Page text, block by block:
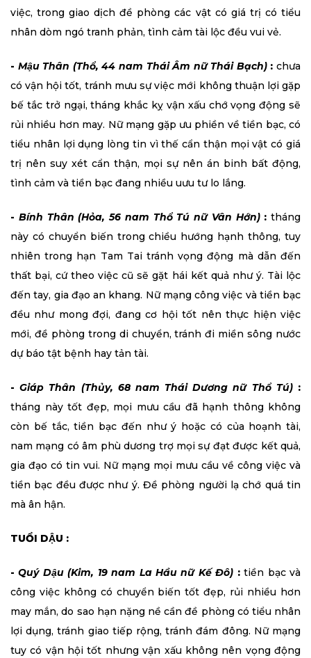
việc, trong giao dịch đề phòng các vật có giá trị có tiểu
nhân dòm ngó tranh phản, tình cảm tài lộc đều vui vẻ.
- Mậu Thân (Thổ, 44 nam Thái Âm nữ Thái Bạch) : chưa
có vận hội tốt, tránh mưu sự việc mới không thuận lợi gặp
bế tắc trở ngại, tháng khắc kỵ vận xấu chớ vọng động sẽ
rủi nhiều hơn may. Nữ mạng gặp ưu phiền về tiền bạc, có
tiểu nhân lợi dụng lòng tin vì thế cẩn thận mọi vật có giá
trị nên suy xét cẩn thận, mọi sự nên án binh bất động,
tình cảm và tiền bạc đang nhiều uưu tư lo lắng.
- Bính Thân (Hỏa, 56 nam Thổ Tú nữ Vân Hớn) : tháng
này có chuyển biến trong chiều hướng hạnh thông, tuy
nhiên trong hạn Tam Tai tránh vọng động mà dẫn đến
thất bại, cứ theo việc cũ sẽ gặt hái kết quả như ý. Tài lộc
đến tay, gia đạo an khang. Nữ mạng công việc và tiền bạc
đều như mong đợi, đang cơ hội tốt nên thực hiện việc
mới, đề phòng trong di chuyển, tránh đi miền sông nước
dự báo tật bệnh hay tản tài.
-Giáp Thân (Thủy, 68 nam Thái Dương nữ Thổ Tú) :
tháng này tốt đẹp, mọi mưu cầu đã hạnh thông không
còn bế tắc, tiền bạc đến như ý hoặc có của hoạnh tài,
nam mạng có âm phù dương trợ mọi sự đạt được kết quả,
gia đạo có tin vui. Nữ mạng mọi mưu cầu về công việc và
tiền bạc đều được như ý. Đề phòng người lạ chớ quá tin
mà ân hận.
TUỔI DẬU :
-Quý Dậu (Kim, 19 nam La Hầu nữ Kế Đô) :tiền bạc và
công việc không có chuyển biến tốt đẹp, rủi nhiều hơn
may mắn, do sao hạn nặng nề cần đề phòng có tiểu nhân
lợi dụng, tránh giao tiếp rộng, tránh đám đông. Nữ mạng
tuy có vận hội tốt nhưng vận xấu không nên vọng động